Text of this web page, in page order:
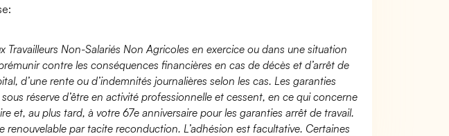
Travailleurs Non-Salariés Non Agricoles en exercice ou dans une situation
contre les conséquences financières en cas de décès et d’arrêt de
d’une rente ou d’indemnités journalières selon les cas. Les garanties
réserve d’être en activité professionnelle et cessent, en ce qui concerne
et, au plus tard, à votre 67e anniversaire pour les garanties arrêt de travail.
renouvelable par tacite reconduction. L’adhésion est facultative. Certaines